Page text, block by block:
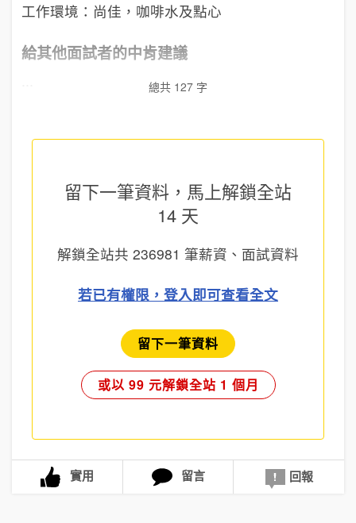
工作環境：尚佳，咖啡水及點心
給其他面試者的中肯建議
總共 127 字
留下一筆資料，馬上解鎖全站
14 天
解鎖全站共 236981 筆薪資、面試資料
若已有權限，登入即可查看全文
留下一筆資料
或以 99 元解鎖全站 1 個月
實用 留言 回報